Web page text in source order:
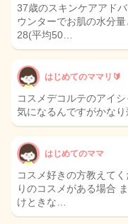
37歳のスキンケアアド
ウンターでお肌の水分
28(平均50…
はじめてのママリ🔰
コスメデコルテのアイ
気になるんですがかな
はじめてのママ
コスメ好きの方教えて
りのコスメがある場合
けときな…